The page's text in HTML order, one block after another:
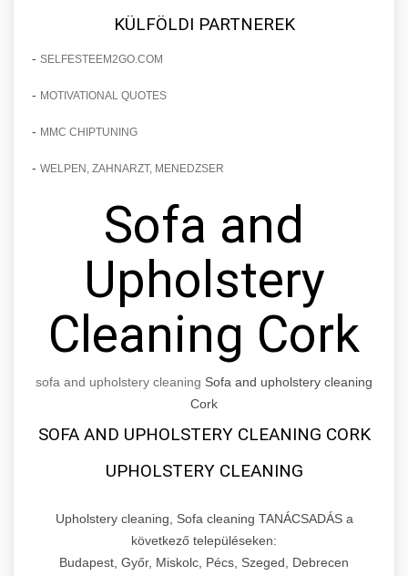
KÜLFÖLDI PARTNEREK
- SELFESTEEM2GO.COM
- MOTIVATIONAL QUOTES
- MMC CHIPTUNING
- WELPEN, ZAHNARZT, MENEDZSER
Sofa and
Upholstery
Cleaning Cork
sofa and upholstery cleaning Sofa and upholstery cleaning
Cork
SOFA AND UPHOLSTERY CLEANING CORK
UPHOLSTERY CLEANING
Upholstery cleaning, Sofa cleaning TANÁCSADÁS a
következő településeken:
Budapest, Győr, Miskolc, Pécs, Szeged, Debrecen